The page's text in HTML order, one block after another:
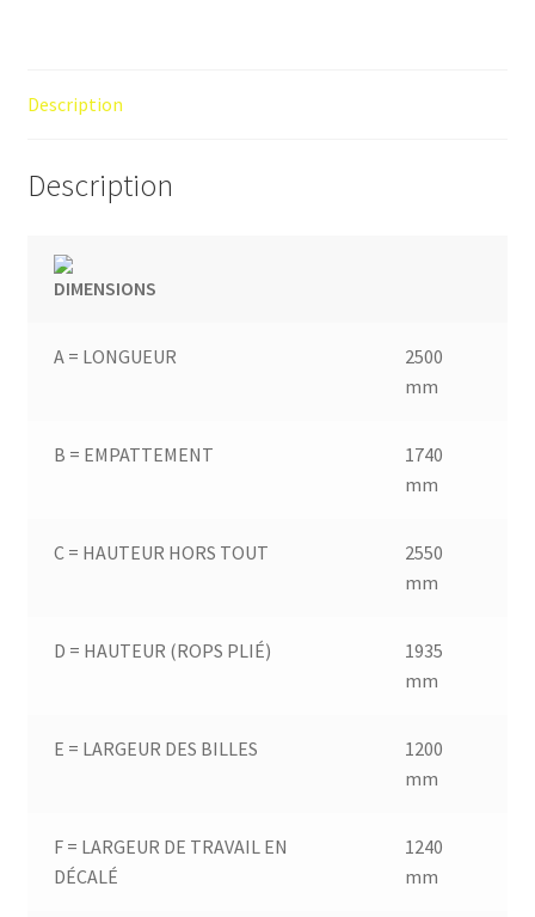
Description
Description
DIMENSIONS
A = LONGUEUR
2500
mm
B = EMPATTEMENT
1740
mm
C = HAUTEUR HORS TOUT
2550
mm
D = HAUTEUR (ROPS PLIÉ)
1935
mm
E = LARGEUR DES BILLES
1200
mm
F = LARGEUR DE TRAVAIL EN
DÉCALÉ
1240
mm